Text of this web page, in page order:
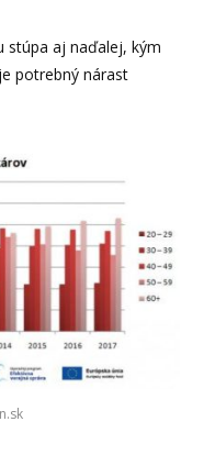
stúpa aj naďalej, kým
potrebný nárast